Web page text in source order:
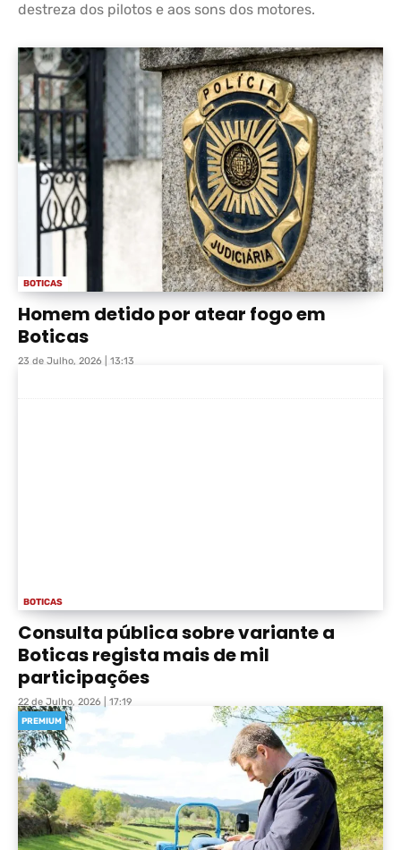
destreza dos pilotos e aos sons dos motores.
BOTICAS
Homem detido por atear fogo em
Boticas
23 de Julho, 2026 | 13:13
BOTICAS
Consulta pública sobre variante a
Boticas regista mais de mil
participações
22 de Julho, 2026 | 17:19
PREMIUM